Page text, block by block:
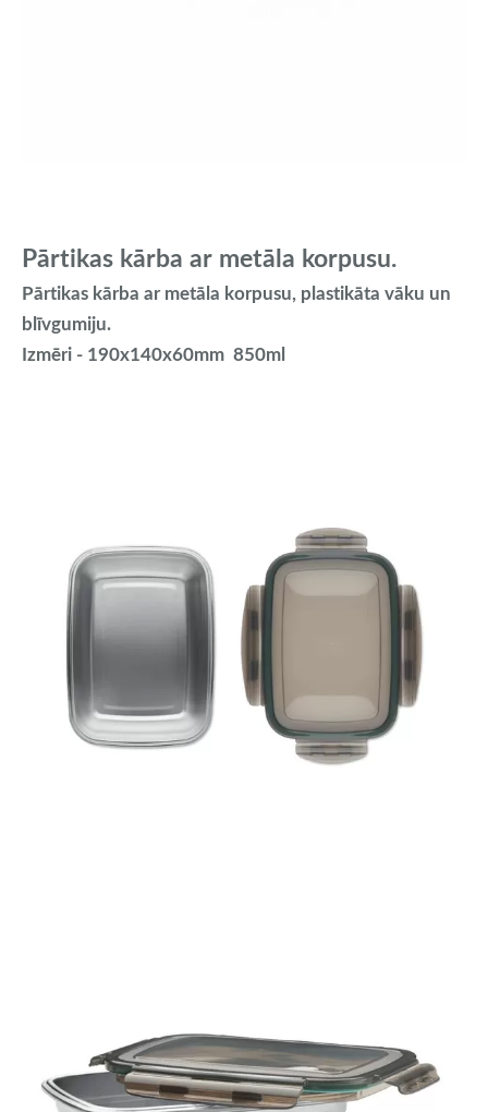
Pārtikas kārba ar metāla korpusu.
Pārtikas kārba ar metāla korpusu, plastikāta vāku un
blīvgumiju.
Izmēri - 190x140x60mm 850ml